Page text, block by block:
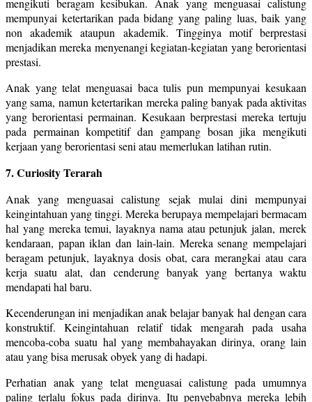
mengikuti beragam kesibukan. Anak yang menguasai calistung
mempunyai ketertarikan pada bidang yang paling luas, baik yang
non akademik ataupun akademik. Tingginya motif berprestasi
menjadikan mereka menyenangi kegiatan-kegiatan yang berorientasi
prestasi.
Anak yang telat menguasai baca tulis pun mempunyai kesukaan
yang sama, namun ketertarikan mereka paling banyak pada aktivitas
yang berorientasi permainan. Kesukaan berprestasi mereka tertuju
pada permainan kompetitif dan gampang bosan jika mengikuti
kerjaan yang berorientasi seni atau memerlukan latihan rutin.
7. Curiosity Terarah
Anak yang menguasai calistung sejak mulai dini mempunyai
keingintahuan yang tinggi. Mereka berupaya mempelajari bermacam
hal yang mereka temui, layaknya nama atau petunjuk jalan, merek
kendaraan, papan iklan dan lain-lain. Mereka senang mempelajari
beragam petunjuk, layaknya dosis obat, cara merangkai atau cara
kerja suatu alat, dan cenderung banyak yang bertanya waktu
mendapati hal baru.
Kecenderungan ini menjadikan anak belajar banyak hal dengan cara
konstruktif. Keingintahuan relatif tidak mengarah pada usaha
mencoba-coba suatu hal yang membahayakan dirinya, orang lain
atau yang bisa merusak obyek yang di hadapi.
Perhatian anak yang telat menguasai calistung pada umumnya
paling terlalu fokus pada dirinya. Itu penyebabnya mereka lebih